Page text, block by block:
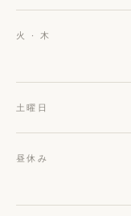
火 · 木
土曜日
昼休み